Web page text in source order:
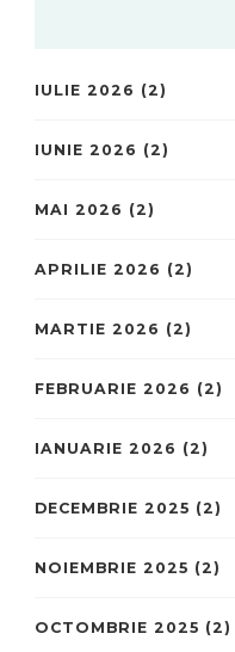
IULIE 2026 (2)
IUNIE 2026 (2)
MAI 2026 (2)
APRILIE 2026 (2)
MARTIE 2026 (2)
FEBRUARIE 2026 (2)
IANUARIE 2026 (2)
DECEMBRIE 2025 (2)
NOIEMBRIE 2025 (2)
OCTOMBRIE 2025 (2)